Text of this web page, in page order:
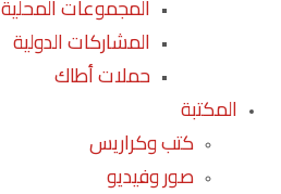
المجموعات المحلية
المشاركات الدولية
حملات أطاك
المكتبة
كتب وكراريس
صور وفيديو